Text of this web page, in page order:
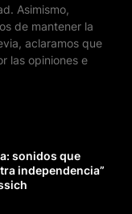
Asimismo,
de mantener la
aclaramos que
las opiniones e
sonidos que
independencia”